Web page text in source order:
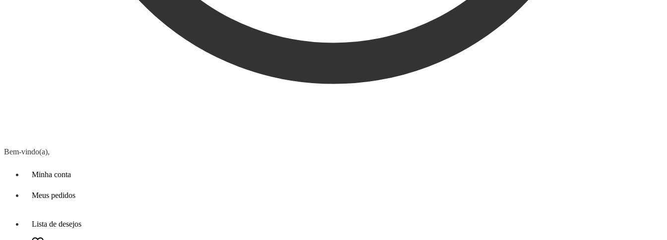
Bem-vindo(a),
Minha conta
Meus pedidos
Lista de desejos